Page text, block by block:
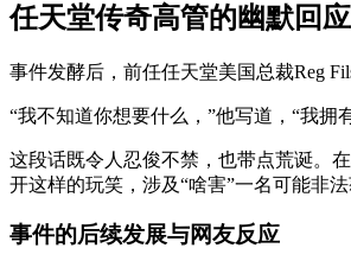
任天堂传奇高管的幽默回应
事件发酵后，前任任天堂美国总裁Reg
“我不知道你想要什么，”他写道，“我
这段话既令人忍俊不禁，也带点荒诞。
开这样的玩笑，涉及“啥害”一名可能非
事件的后续发展与网友反应